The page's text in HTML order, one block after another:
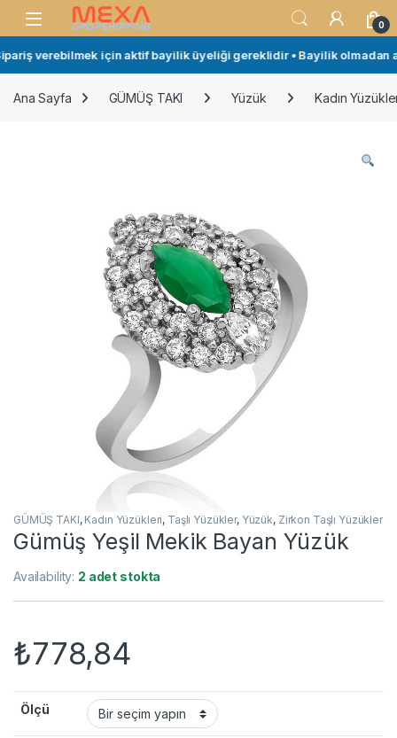
Skip to navigation
Skip to content
Open 0
verebilmek için aktif bayilik üyeliği gereklidir • Bayilik olmadan
Ana Sayfa GÜMÜŞ TAKI Yüzük Kadın
GÜMÜŞ TAKI, Kadın Yüzükleri, Taşlı Yüzükler, Yüzük, Zirkon Taşlı Yüzükler
​Gümüş Yeşil Mekik Bayan Yüzük
Availability: 2 adet stokta
₺778,84
Ölçü